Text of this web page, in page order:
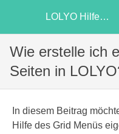
LOLYO Hilfecenter
Wie erstelle ich
Seiten in
In diesem Beitrag
Hilfe des Grid Menüs